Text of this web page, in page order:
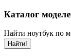
Каталог
Найти ноутбук по
Найти!